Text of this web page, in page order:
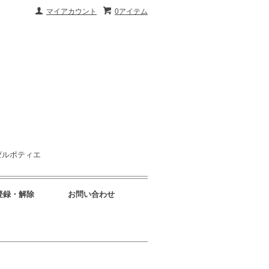
0アイテム
マイアカウント
ポティエ
録・解除 お問い合わせ